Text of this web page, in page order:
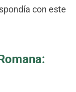
con este